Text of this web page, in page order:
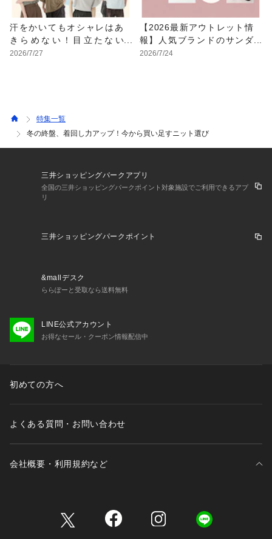
汗をかいてもオシャレはあ
きらめない！目立たない
色・形・素材の服をアウト
2026/7/27
【2026最新アウトレット情
報】人気ブランドのサンダ
ルが最大70%OFF！おすす
2026/7/24
特集一覧
冬の終盤、着回し力アップ！今から買い足すニット選び
三井ショッピングパークアプリ
全国の三井ショッピングパークポイント対象施設でご利用できるアプ
リ
三井ショッピングパークポイント
&mallデスク
ららぽーと受取なら送料無料
LINE公式アカウント
お得なセール・クーポン情報配信中
初めての方へ
よくある質問・お問い合わせ
会社概要・利用規約など